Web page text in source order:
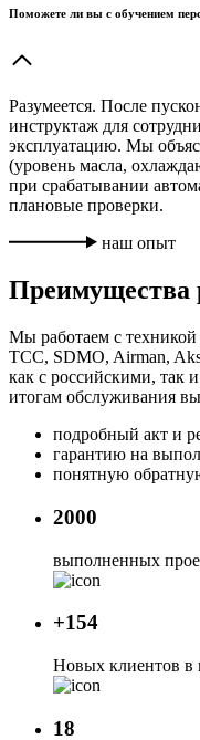
Поможете ли вы с обучением
Разумеется. После
инструктаж для
эксплуатацию. Мы
(уровень масла,
при срабатывании
плановые проверки.
наш опыт
Преимущества
Мы работаем с
TCC, SDMO, Airman,
как с российскими, так
итогам обслуживания
подробный акт и
гарантию на
понятную
2000
выполненных
+154
Новых клиентов в
18